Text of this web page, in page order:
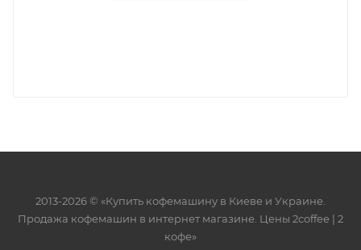
2013-2026 © «Купить кофемашину в Киеве и Украине.
Продажа кофемашин в интернет магазине. Цены 2сoffee | 2
кофе»